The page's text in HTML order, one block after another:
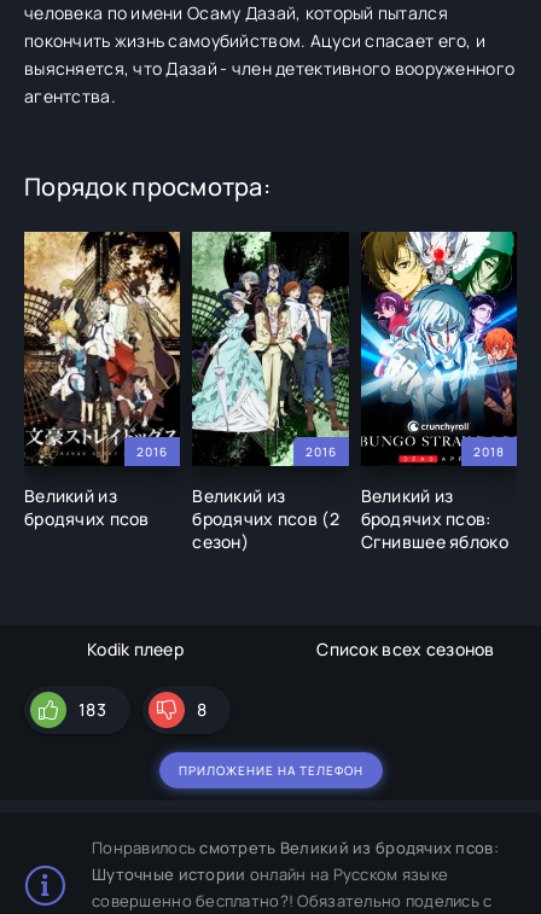
человека по имени Осаму Дазай, который пытался
покончить жизнь самоубийством. Ацуси спасает его, и
выясняется, что Дазай - член детективного вооруженного
агентства.
Порядок просмотра:
2016
Великий из
бродячих псов
2016
Великий из
бродячих псов (2
сезон)
2018
Великий из
бродячих псов:
Сгнившее яблоко
Kodik плеер Список всех сезонов
183 8
ПРИЛОЖЕНИЕ НА ТЕЛЕФОН
Понравилосьсмотреть Великий из бродячих псов:
Шуточные истории онлайн на Русском языке
совершенно бесплатно?! Обязательно поделись с